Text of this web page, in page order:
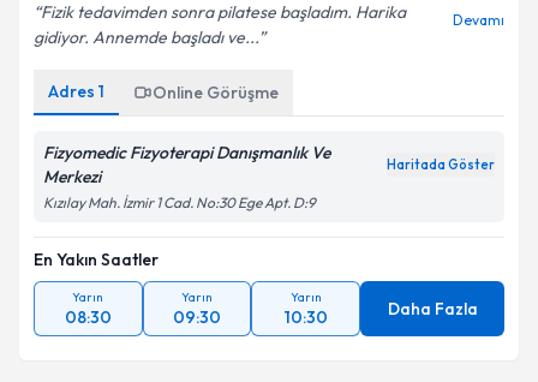
Fizik tedavimden sonra pilatese başladım. Harika
gidiyor. Annemde başladı ve...
Devamı
Adres 1 Online Görüşme
Fizyomedic Fizyoterapi Danışmanlık Ve
Merkezi
Haritada Göster
Kızılay Mah. İzmir 1 Cad. No:30 Ege Apt. D:9
En Yakın Saatler
Yarın
08:30
Yarın
09:30
Yarın
10:30 Daha Fazla